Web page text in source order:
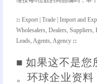
:: Export | Trade | Import and
Wholesalers, Dealers, Suppliers,
Leads, Agents, Agency ::
■ 如果这不是您
。环球企业资